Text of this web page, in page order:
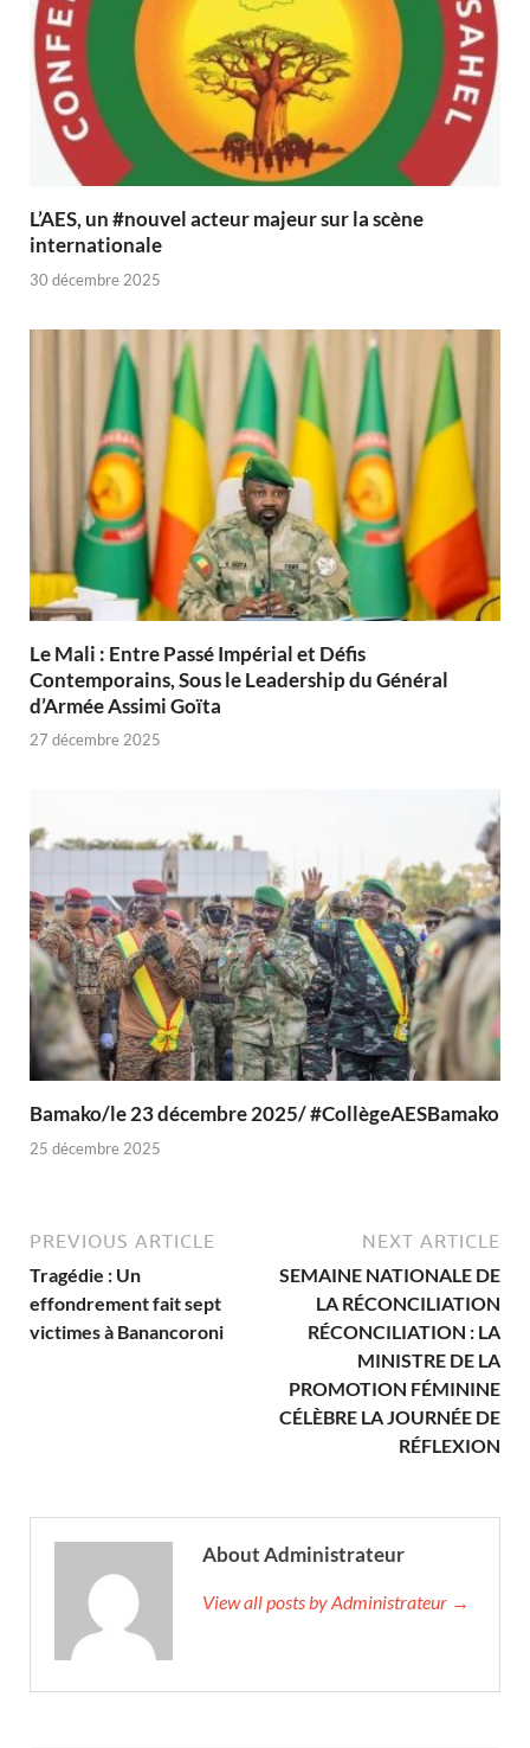
L’AES, un #nouvel acteur majeur sur la scène
internationale
30 décembre 2025
Le Mali : Entre Passé Impérial et Défis
Contemporains, Sous le Leadership du Général
d’Armée Assimi Goïta
27 décembre 2025
Bamako/le 23 décembre 2025/ #CollègeAESBamako
25 décembre 2025
PREVIOUS ARTICLE
Tragédie : Un
effondrement fait sept
victimes à Banancoroni
NEXT ARTICLE
SEMAINE NATIONALE DE
LA RÉCONCILIATION
RÉCONCILIATION : LA
MINISTRE DE LA
PROMOTION FÉMININE
CÉLÈBRE LA JOURNÉE DE
RÉFLEXION
About Administrateur
View all posts by Administrateur →